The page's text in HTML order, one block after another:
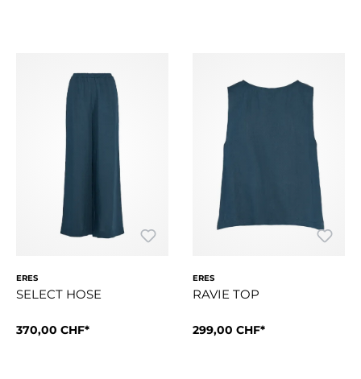
ERES
SELECT HOSE
Select ist eine weite Hose aus leichtem, luftigen Leinen.
370,00 CHF*
ERES
RAVIE TOP
Ravie ist ein Leinen-Top mit
299,00 CHF*